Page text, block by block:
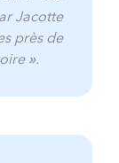
Jacotte
près de
».